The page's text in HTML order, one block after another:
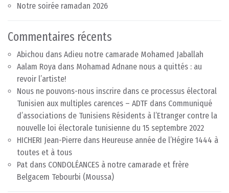
Notre soirée ramadan 2026
Commentaires récents
Abichou dans Adieu notre camarade Mohamed Jaballah
Aalam Roya dans Mohamad Adnane nous a quittés : au
revoir l’artiste!
Nous ne pouvons-nous inscrire dans ce processus électoral
Tunisien aux multiples carences – ADTF dans Communiqué
d’associations de Tunisiens Résidents à l’Etranger contre la
nouvelle loi électorale tunisienne du 15 septembre 2022
HICHERI Jean-Pierre dans Heureuse année de l’Hégire 1444 à
toutes et à tous
Pat dans CONDOLÉANCES à notre camarade et frère
Belgacem Tebourbi (Moussa)